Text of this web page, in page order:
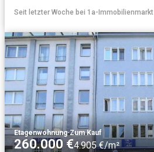
Seit letzter Woche bei 1a-Immobilienmarkt
Etagenwohnung·Zum Kauf
260.000 €4.905 €/m²